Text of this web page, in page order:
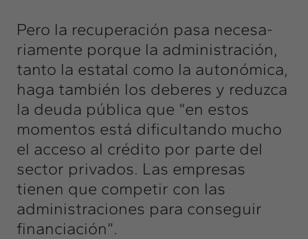
Pero la recuperación pasa necesa-
riamente porque la administración,
tanto la estatal como la autonómica,
haga también los deberes y reduzca
la deuda pública que “en estos
momentos está dificultando mucho
el acceso al crédito por parte del
sector privados. Las empresas
tienen que competir con las
administraciones para conseguir
financiación”.